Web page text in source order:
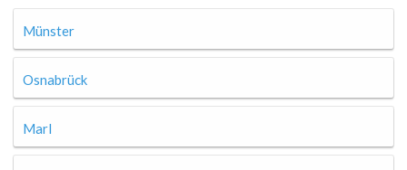
Münster
Osnabrück
Marl